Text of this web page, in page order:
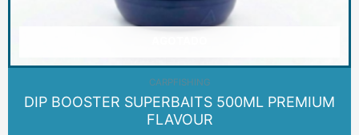
CARPFISHING
DIP BOOSTER SUPERBAITS 500ML PREMIUM
FLAVOUR